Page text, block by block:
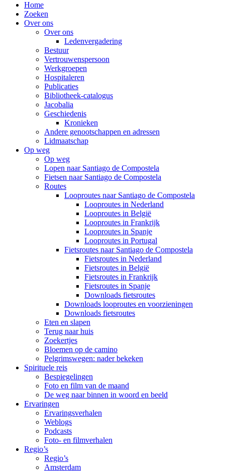
Home
Zoeken
Over ons
Over ons
Ledenvergadering
Bestuur
Vertrouwenspersoon
Werkgroepen
Hospitaleren
Publicaties
Bibliotheek-catalogus
Jacobalia
Geschiedenis
Kronieken
Andere genootschappen en adressen
Lidmaatschap
Op weg
Op weg
Lopen naar Santiago de Compostela
Fietsen naar Santiago de Compostela
Routes
Looproutes naar Santiago de Compostela
Looproutes in Nederland
Looproutes in België
Looproutes in Frankrijk
Looproutes in Spanje
Looproutes in Portugal
Fietsroutes naar Santiago de Compostela
Fietsroutes in Nederland
Fietsroutes in België
Fietsroutes in Frankrijk
Fietsroutes in Spanje
Downloads fietsroutes
Downloads looproutes en voorzieningen
Downloads fietsroutes
Eten en slapen
Terug naar huis
Zoekertjes
Bloemen op de camino
Pelgrimswegen: nader bekeken
Spirituele reis
Bespiegelingen
Foto en film van de maand
De weg naar binnen in woord en beeld
Ervaringen
Ervaringsverhalen
Weblogs
Podcasts
Foto- en filmverhalen
Regio’s
Regio’s
Amsterdam